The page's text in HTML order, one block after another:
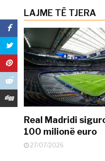
LAJME TË TJERA
Real Madridi
100 milionë euro
27/07/2026